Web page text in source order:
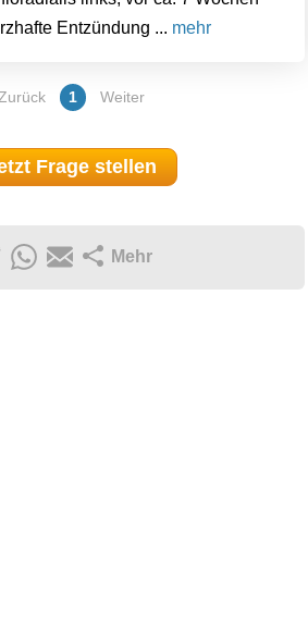
Entzündung ... mehr
Zurück 1 Weiter
Frage stellen
Mehr